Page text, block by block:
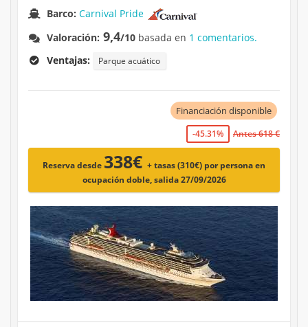
Barco:Carnival Pride
Valoración: 9,4/10 basada en 1 comentarios.
Ventajas:
Parque acuático
Financiación disponible
-45.31% Antes 618 €
Reserva desde 338€ + tasas (310€) por persona en
ocupación doble, salida 27/09/2026